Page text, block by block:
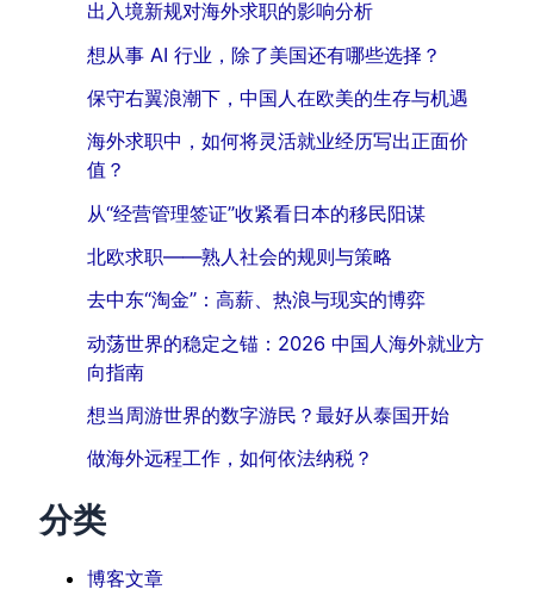
出入境新规对海外求职的影响分析
想从事 AI 行业，除了美国还有哪些选择？
保守右翼浪潮下，中国人在欧美的生存与机遇
海外求职中，如何将灵活就业经历写出正面价
值？
从“经营管理签证”收紧看日本的移民阳谋
北欧求职——熟人社会的规则与策略
去中东“淘金”：高薪、热浪与现实的博弈
动荡世界的稳定之锚：2026 中国人海外就业方
向指南
想当周游世界的数字游民？最好从泰国开始
做海外远程工作，如何依法纳税？
分类
博客文章